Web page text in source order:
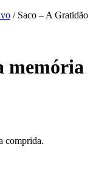
/ Saco – A Gratidão
memória
comprida.